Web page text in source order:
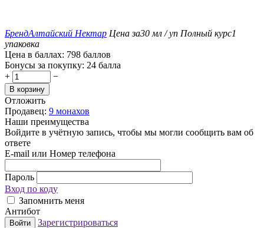
БрендАлтайский Нектар Цена за30 мл / уп Полный курс1
упаковка
Цена в баллах: 798 баллов
Бонусы за покупку: 24 балла
+
−
В корзину
Отложить
Продавец: 9 монахов
Наши преимущества
Войдите в учётную запись, чтобы мы могли сообщить вам об
ответе
E-mail или Номер телефона
Пароль
Вход по коду
Запомнить меня
Антибот
Войти Зарегистрироваться